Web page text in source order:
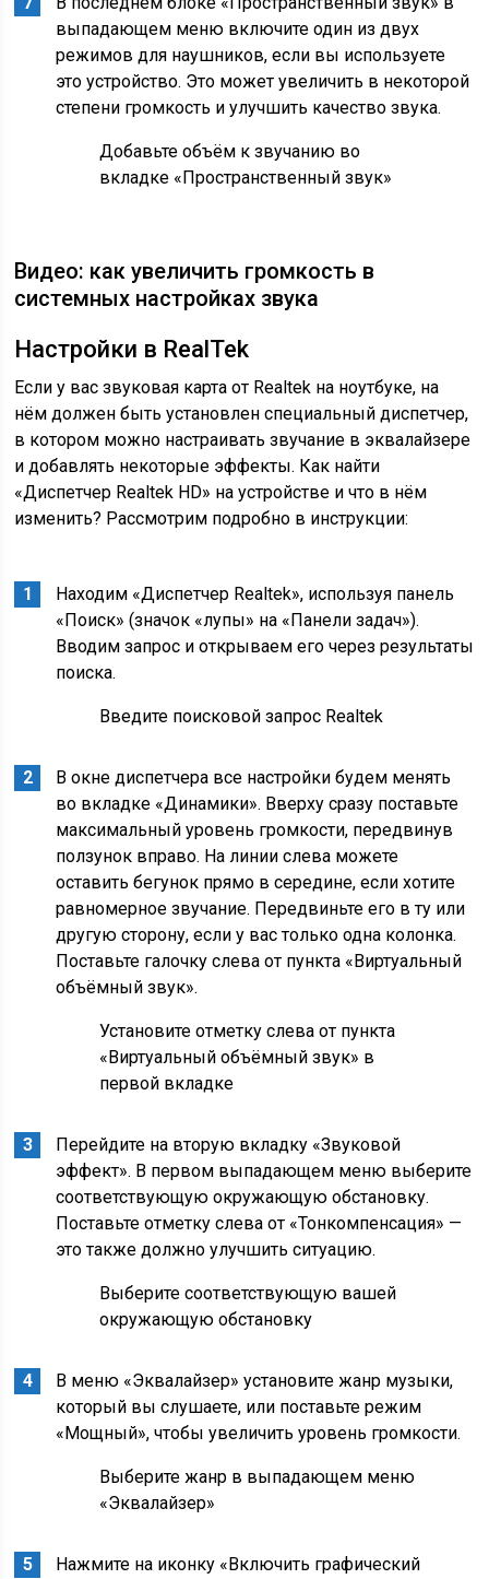
выпадающем меню включите один из двух
режимов для наушников, если вы используете
это устройство. Это может увеличить в некоторой
степени громкость и улучшить качество звука.
Добавьте объём к звучанию во
вкладке «Пространственный звук»
Видео: как увеличить громкость в
системных настройках звука
Настройки в RealTek
Если у вас звуковая карта от Realtek на ноутбуке, на
нём должен быть установлен специальный диспетчер,
в котором можно настраивать звучание в эквалайзере
и добавлять некоторые эффекты. Как найти
«Диспетчер Realtek HD» на устройстве и что в нём
изменить? Рассмотрим подробно в инструкции:
Находим «Диспетчер Realtek», используя панель
«Поиск» (значок «лупы» на «Панели задач»).
Вводим запрос и открываем его через результаты
поиска.
Введите поисковой запрос Realtek
В окне диспетчера все настройки будем менять
во вкладке «Динамики». Вверху сразу поставьте
максимальный уровень громкости, передвинув
ползунок вправо. На линии слева можете
оставить бегунок прямо в середине, если хотите
равномерное звучание. Передвиньте его в ту или
другую сторону, если у вас только одна колонка.
Поставьте галочку слева от пункта «Виртуальный
объёмный звук».
Установите отметку слева от пункта
«Виртуальный объёмный звук» в
первой вкладке
Перейдите на вторую вкладку «Звуковой
эффект». В первом выпадающем меню выберите
соответствующую окружающую обстановку.
Поставьте отметку слева от «Тонкомпенсация» —
это также должно улучшить ситуацию.
Выберите соответствующую вашей
окружающую обстановку
В меню «Эквалайзер» установите жанр музыки,
который вы слушаете, или поставьте режим
«Мощный», чтобы увеличить уровень громкости.
Выберите жанр в выпадающем меню
«Эквалайзер»
Нажмите на иконку «Включить графический